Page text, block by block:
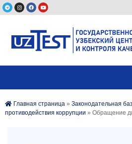
Главная страница » Законодательная
противодействия коррупции » Обращение